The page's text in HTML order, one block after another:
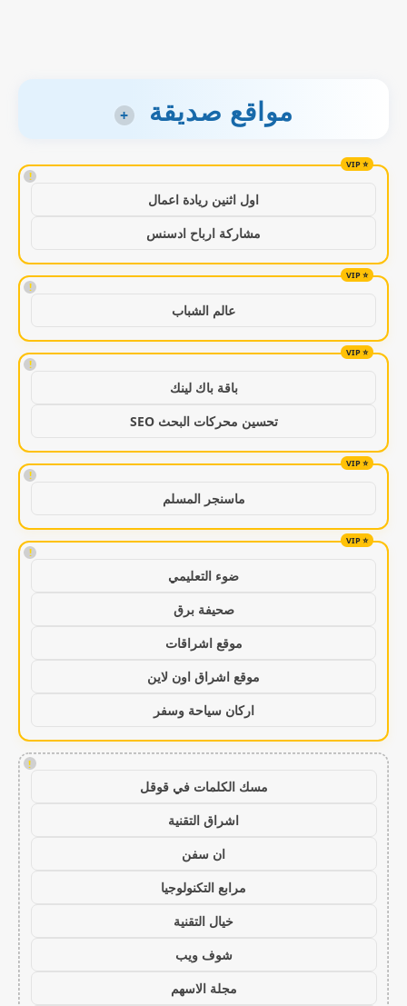
مواقع صديقة +
!
اول اثنين ريادة اعمال
مشاركة ارباح ادسنس
!
عالم الشباب
!
باقة باك لينك
تحسين محركات البحث SEO
!
ماسنجر المسلم
!
ضوء التعليمي
صحيفة برق
موقع اشراقات
موقع اشراق اون لاين
اركان سياحة وسفر
!
مسك الكلمات في قوقل
اشراق التقنية
ان سفن
مرابع التكنولوجيا
خيال التقنية
شوف ويب
مجلة الاسهم